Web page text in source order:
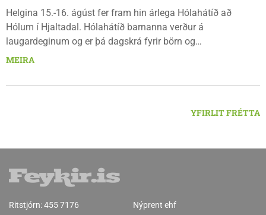
Helgina 15.-16. ágúst fer fram hin árlega Hólahátíð að
Hólum í Hjaltadal. Hólahátíð barnanna verður á
laugardeginum og er þá dagskrá fyrir börn og
fjölskyldur.Lydía Einarsdóttir svæðisstjóri æskulýðsmála og
MEIRA
YFIRLIT FRÉTTA
Ritstjórn:455 7176 Nýprent ehf